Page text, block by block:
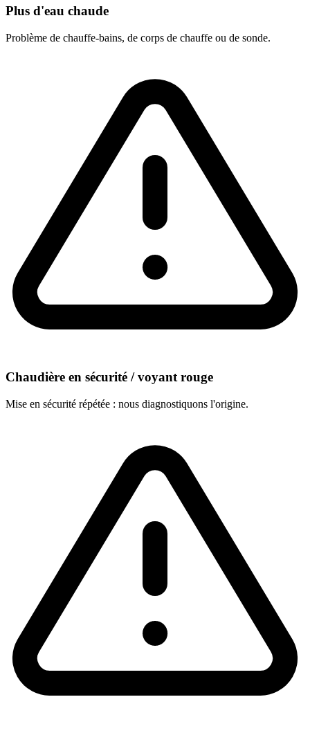
Plus d'eau chaude
Problème de chauffe-bains, de corps de chauffe ou de sonde.
Chaudière en sécurité / voyant rouge
Mise en sécurité répétée : nous diagnostiquons l'origine.